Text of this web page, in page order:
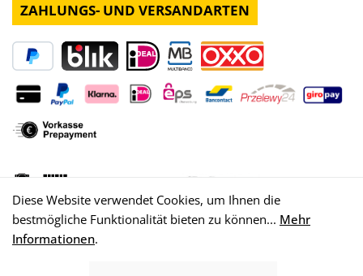
ZAHLUNGS- UND VERSANDARTEN
Diese Website verwendet Cookies, um Ihnen die
bestmögliche Funktionalität bieten zu können... Mehr
Informationen.